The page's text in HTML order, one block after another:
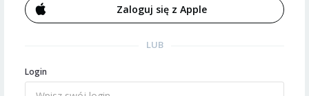
Zaloguj się z Apple
LUB
Login